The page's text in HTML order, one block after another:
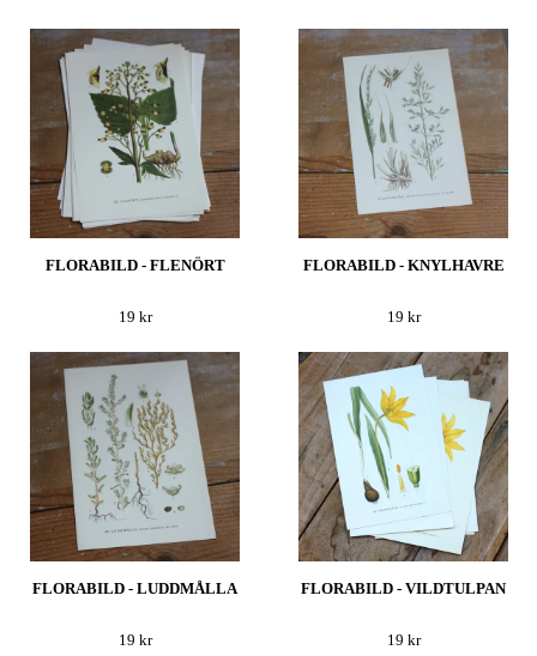
FLORABILD - FLENÖRT
19 kr
FLORABILD - KNYLHAVRE
19 kr
FLORABILD - LUDDMÅLLA
19 kr
FLORABILD - VILDTULPAN
19 kr